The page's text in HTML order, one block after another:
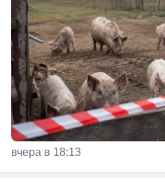
вчера в 18:13